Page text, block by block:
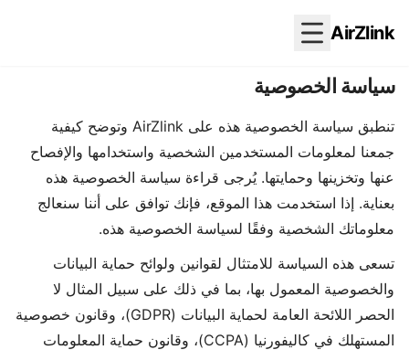
AirZlink
سياسة الخصوصية
تنطبق سياسة الخصوصية هذه على AirZlink وتوضح كيفية
جمعنا لمعلومات المستخدمين الشخصية واستخدامها والإفصاح
عنها وتخزينها وحمايتها. يُرجى قراءة سياسة الخصوصية هذه
بعناية. إذا استخدمت هذا الموقع، فإنك توافق على أننا سنعالج
معلوماتك الشخصية وفقًا لسياسة الخصوصية هذه.
تسعى هذه السياسة للامتثال لقوانين ولوائح حماية البيانات
والخصوصية المعمول بها، بما في ذلك على سبيل المثال لا
الحصر اللائحة العامة لحماية البيانات (GDPR)، وقانون خصوصية
المستهلك في كاليفورنيا (CCPA)، وقانون حماية المعلومات